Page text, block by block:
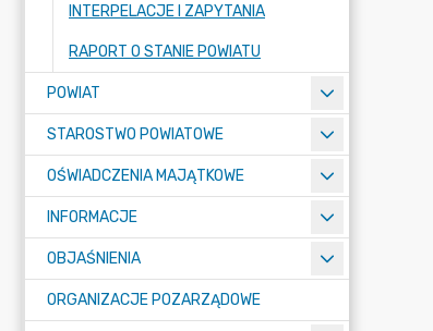
INTERPELACJE I ZAPYTANIA
RAPORT O STANIE POWIATU
POWIAT
STAROSTWO POWIATOWE
OŚWIADCZENIA MAJĄTKOWE
INFORMACJE
OBJAŚNIENIA
ORGANIZACJE POZARZĄDOWE